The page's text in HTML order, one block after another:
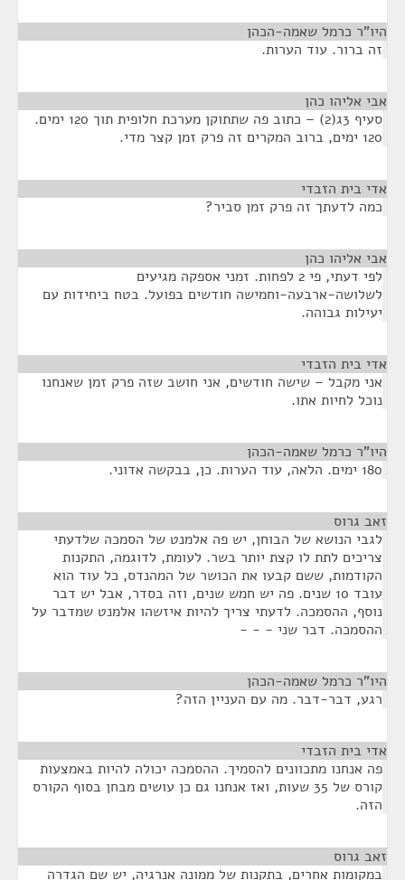
היו"ר כרמל שאמה-הכהן
זה ברור. עוד הערות.
אבי אליהו כהן
סעיף 3ג(2) – כתוב פה שתתוקן מערכת חלופית תוך 120 ימים.
120 ימים, ברוב המקרים זה פרק זמן קצר מדי.
אדי בית הזבדי
כמה לדעתך זה פרק זמן סביר?
אבי אליהו כהן
לפי דעתי, פי 2 לפחות. זמני אספקה מגיעים
לשלושה-ארבעה-וחמישה חודשים בפועל. בטח ביחידות עם
יעילות גבוהה.
אדי בית הזבדי
אני מקבל – שישה חודשים, אני חושב שזה פרק זמן שאנחנו
נוכל לחיות אתו.
היו"ר כרמל שאמה-הכהן
180 ימים. הלאה, עוד הערות. כן, בבקשה אדוני.
זאב גרוס
לגבי הנושא של הבוחן, יש פה אלמנט של הסמכה שלדעתי
צריכים לתת לו קצת יותר בשר. לעומת, לדוגמה, התקנות
הקודמות, ששם קבעו את הכושר של המהנדס, כל עוד הוא
עובד 10 שנים. פה יש חמש שנים, וזה בסדר, אבל יש דבר
נוסף, ההסמכה. לדעתי צריך להיות איזשהו אלמנט שמדבר על
ההסמכה. דבר שני - - -
היו"ר כרמל שאמה-הכהן
רגע, דבר-דבר. מה עם העניין הזה?
אדי בית הזבדי
פה אנחנו מתכוונים להסמיך. ההסמכה יכולה להיות באמצעות
קורס של 35 שעות, ואז אנחנו גם כן עושים מבחן בסוף הקורס
הזה.
זאב גרוס
במקומות אחרים, בתקנות של ממונה אנרגיה, יש שם הגדרה